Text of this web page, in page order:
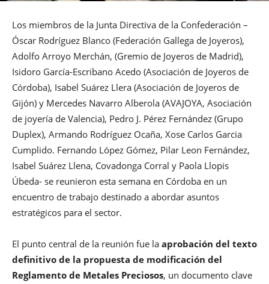
Los miembros de la Junta Directiva de la Confederación –
Óscar Rodríguez Blanco (Federación Gallega de Joyeros),
Adolfo Arroyo Merchán, (Gremio de Joyeros de Madrid),
Isidoro García-Escribano Acedo (Asociación de Joyeros de
Córdoba), Isabel Suárez Llera (Asociación de Joyeros de
Gijón) y Mercedes Navarro Alberola (AVAJOYA, Asociación
de joyería de Valencia), Pedro J. Pérez Fernández (Grupo
Duplex), Armando Rodríguez Ocaña, Xose Carlos Garcia
Cumplido. Fernando López Gómez, Pilar Leon Fernández,
Isabel Suárez Llena, Covadonga Corral y Paola Llopis
Úbeda- se reunieron esta semana en Córdoba en un
encuentro de trabajo destinado a abordar asuntos
estratégicos para el sector.
El punto central de la reunión fue la aprobación del texto
definitivo de la propuesta de modificación del
Reglamento de Metales Preciosos, un documento clave